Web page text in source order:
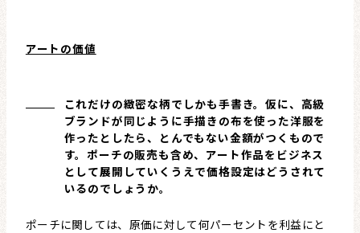
アートの価値
これだけの緻密な柄でしかも手書き。仮に、高級
ブランドが同じように手描きの布を使った洋服を
作ったとしたら、とんでもない金額がつくもので
す。ポーチの販売も含め、アート作品をビジネス
として展開していくうえで価格設定はどうされて
いるのでしょうか。
ポーチに関しては、原価に対して何パーセントを利益にと